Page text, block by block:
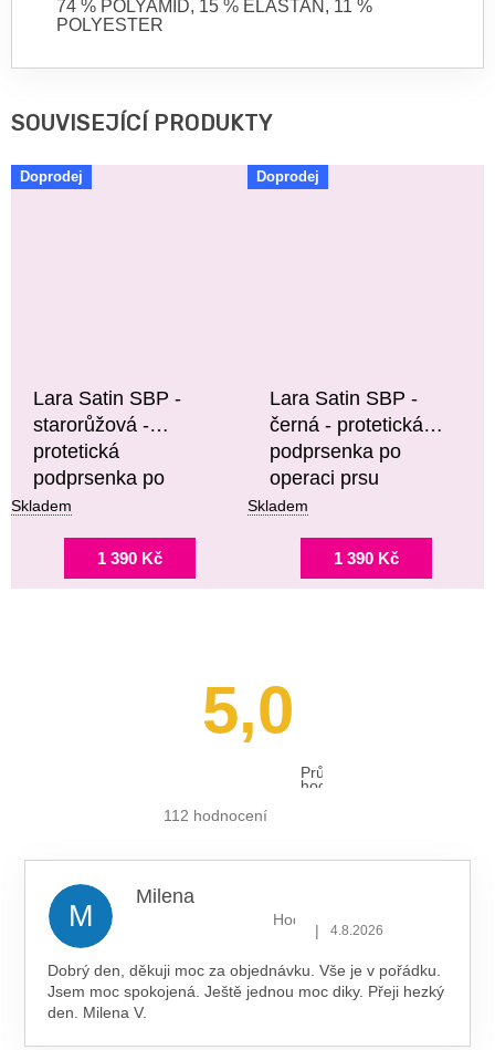
74 % POLYAMID, 15 % ELASTAN, 11 %
POLYESTER
SOUVISEJÍCÍ PRODUKTY
Doprodej
Lara Satin SBP -
starorůžová -
protetická
podprsenka po
operaci prsu
Skladem
1 390 Kč
Doprodej
Lara Satin SBP -
černá - protetická
podprsenka po
operaci prsu
Skladem
1 390 Kč
5,0
Průměrné
hodnocení
112 hodnocení
M
Milena
Hodnocení obchodu je 5 z 5
| 4.8.2026
Dobrý den, děkuji moc za objednávku. Vše je v pořádku.
Jsem moc spokojená. Ještě jednou moc diky. Přeji hezký
den. Milena V.